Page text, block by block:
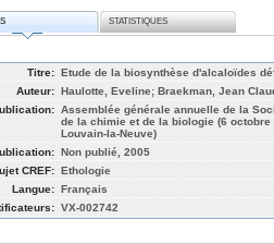
STATISTIQUES
Titre: Etude de la biosynthèse d'alcaloïdes
Auteur: Haulotte, Eveline; Braekman, Jean
Assemblée générale annuelle de la
de la chimie et de la biologie (6
Louvain-la-Neuve)
Non publié, 2005
CREF: Ethologie
Langue: Français
VX-002742